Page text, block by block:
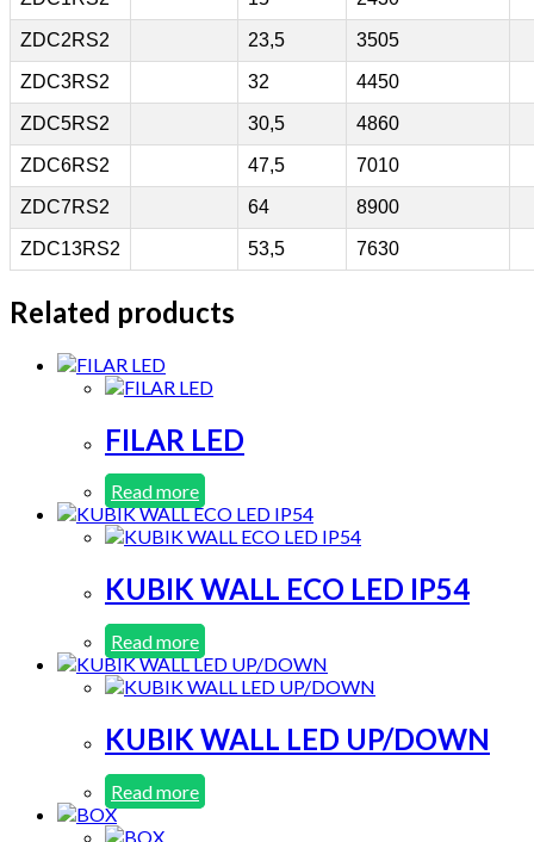
ZDC2RS2 23,5 3505
ZDC3RS2 32 4450
ZDC5RS2 30,5 4860
ZDC6RS2 47,5 7010
ZDC7RS2 64 8900
ZDC13RS2 53,5 7630
Related products
FILAR LED
Read more
KUBIK WALL ECO LED IP54
Read more
KUBIK WALL LED UP/DOWN
Read more